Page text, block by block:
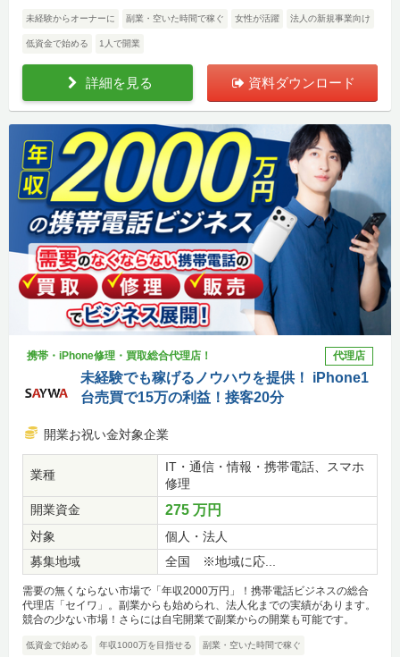
未経験からオーナーに 副業・空いた時間で稼ぐ 女性が活躍 法人の新規事業向け
低資金で始める 1人で開業
詳細を見る 資料ダウンロード
携帯・iPhone修理・買取総合代理店！ 代理店
未経験でも稼げるノウハウを提供！ iPhone1
台売買で15万の利益！接客20分
開業お祝い金対象企業
業種
IT・通信・情報・携帯電話、スマホ
修理
開業資金
275 万円
対象
個人・法人
募集地域
全国 ※地域に応...
需要の無くならない市場で「年収2000万円」！携帯電話ビジネスの総合
代理店「セイワ」。副業からも始められ、法人化までの実績があります。
競合の少ない市場！さらには自宅開業で副業からの開業も可能です。
低資金で始める 年収1000万を目指せる 副業・空いた時間で稼ぐ